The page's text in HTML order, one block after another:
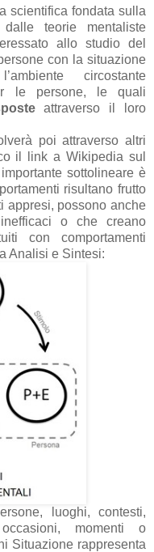
scientifica fondata sulla
dalle teorie mentaliste
allo studio del
con la situazione
circostante
le persone, le quali
attraverso il loro
poi attraverso altri
il link a Wikipedia sul
sottolineare è
risultano frutto
appresi, possono anche
o che creano
con comportamenti
Analisi e Sintesi:
luoghi, contesti,
momenti o
Situazione rappresenta